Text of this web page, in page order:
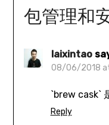
包管理和
laixintao
08/06/2018
`brew cask`
Reply